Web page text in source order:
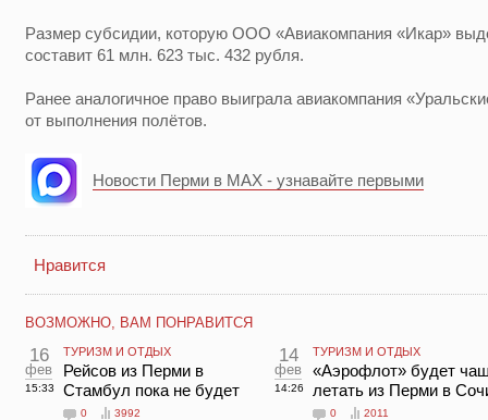
Размер субсидии, которую ООО «Авиакомпания «Икар»
составит 61 млн. 623 тыс. 432 рубля.
Ранее аналогичное право выиграла авиакомпания
от выполнения полётов.
Новости Перми в MAX - узнавайте первыми
Нравится
ВОЗМОЖНО, ВАМ ПОНРАВИТСЯ
16
фев
15:33
ТУРИЗМ И ОТДЫХ
Рейсов из Перми в
Стамбул пока не будет
0 3992
14
фев
14:26
ТУРИЗМ И ОТДЫХ
«Аэрофлот» будет
летать из Перми в
0 2011